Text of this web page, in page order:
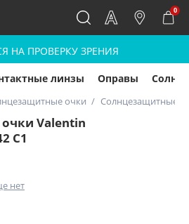
0
НА ПРОВЕРКУ ЗРЕНИЯ
линзы Оправы
очки Солнцезащитные
Valentin
С1
нет